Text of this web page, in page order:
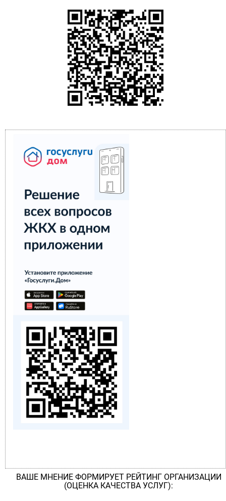
ВАШЕ МНЕНИЕ ФОРМИРУЕТ РЕЙТИНГ ОРГАНИЗАЦИИ
(ОЦЕНКА КАЧЕСТВА УСЛУГ):